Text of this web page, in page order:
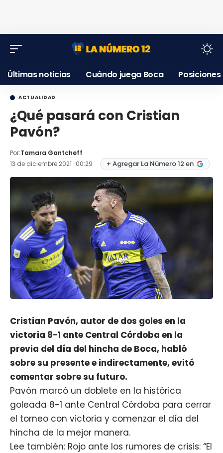
Últimas noticias Cuándo juega Boca Posiciones
ACTUALIDAD
¿Qué pasará con Cristian
Pavón?
Por:Tamara Gantcheff
13 de diciembre 2021 · 00:29
+ Agregar La Número 12 en
Cristian Pavón, autor de dos goles en la
victoria 8-1 ante Central Córdoba en la
previa del día del hincha de Boca, habló
sobre su presente e indirectamente, evitó
comentar sobre su futuro.
Pavón marcó un doblete en la histórica
goleada 8-1 ante Central Córdoba para cerrar
el torneo con victoria y comenzar el día del
hincha de la mejor manera.
Lee también: Rojo ante los rumores de crisis: “El